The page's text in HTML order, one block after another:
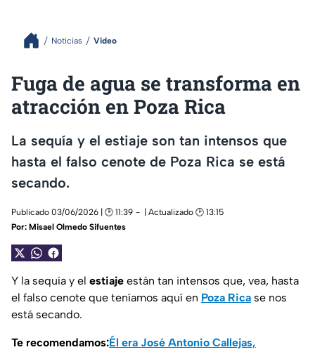
Noticias Video
Fuga de agua se transforma en
atracción en Poza Rica
La sequía y el estiaje son tan intensos que
hasta el falso cenote de Poza Rica se está
secando.
Publicado 03/06/2026 | 🕑 11:39
| Actualizado 🕑 13:15
Por: Misael Olmedo Sifuentes
Y la sequía y el estiaje están tan intensos que, vea, hasta
el falso cenote que teníamos aquí en Poza Rica se nos
está secando.
Te recomendamos:Él era José Antonio Callejas,